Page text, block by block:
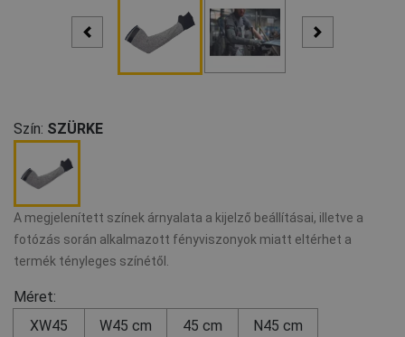
Szín: SZÜRKE
A megjelenített színek árnyalata a kijelző beállításai, illetve a
fotózás során alkalmazott fényviszonyok miatt eltérhet a
termék tényleges színétől.
Méret:
XW45
W45 cm 45 cm N45 cm